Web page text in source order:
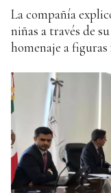
La compañía
niñas a través de
homenaje a figuras